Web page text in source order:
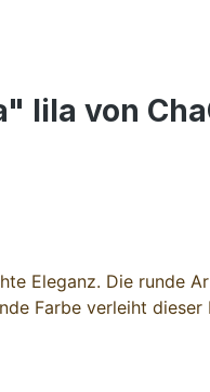
lila von
Eleganz. Die runde
Farbe verleiht